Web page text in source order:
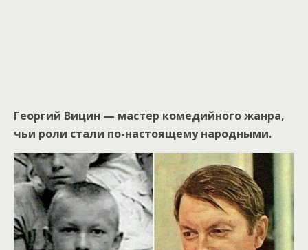
Георгий Вицин — мастер комедийного жанра,
чьи роли стали по-настоящему народными.